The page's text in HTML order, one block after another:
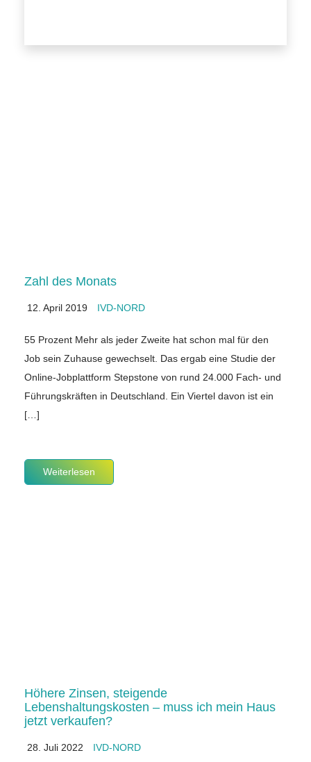
Zahl des Monats
12. April 2019 IVD-NORD
55 Prozent Mehr als jeder Zweite hat schon mal für den
Job sein Zuhause gewechselt. Das ergab eine Studie der
Online-Jobplattform Stepstone von rund 24.000 Fach- und
Führungskräften in Deutschland. Ein Viertel davon ist ein
[…]
Weiterlesen
Höhere Zinsen, steigende
Lebenshaltungskosten – muss ich mein Haus
jetzt verkaufen?
28. Juli 2022 IVD-NORD